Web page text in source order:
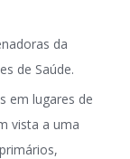
da
de Saúde.
em lugares de
vista a uma